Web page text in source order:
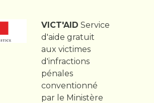
VICT'AID Service
d'aide gratuit
aux victimes
d'infractions
pénales
conventionné
par le Ministère